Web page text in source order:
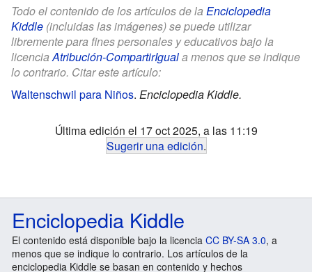
Todo el contenido de los artículos de la Enciclopedia
Kiddle (incluidas las imágenes) se puede utilizar
libremente para fines personales y educativos bajo la
licenciaAtribución-CompartirIguala menos que se indique
lo contrario. Citar este artículo:
Waltenschwil para Niños. Enciclopedia Kiddle.
Última edición el 17 oct 2025, a las 11:19
Sugerir una edición.
Enciclopedia Kiddle
El contenido está disponible bajo la licencia CC BY-SA 3.0, a
menos que se indique lo contrario. Los artículos de la
enciclopedia Kiddle se basan en contenido y hechos